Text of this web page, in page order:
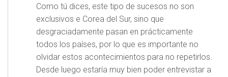
Como tú dices, este tipo de sucesos no son
exclusivos e Corea del Sur, sino que
desgraciadamente pasan en prácticamente
todos los países, por lo que es importante no
olvidar estos acontecimientos para no repetirlos.
Desde luego estaría muy bien poder entrevistar a